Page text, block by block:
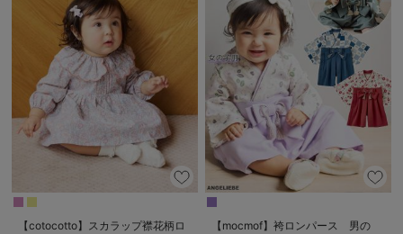
【cotocotto】スカラップ襟花柄ロ
【mocmof】袴ロンパース 男の